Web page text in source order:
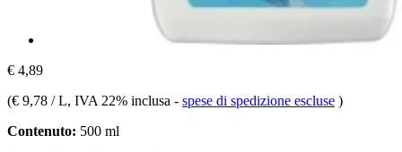
€ 4,89
(€ 9,78 / L, IVA 22% inclusa - spese di spedizione escluse )
Contenuto: 500 ml